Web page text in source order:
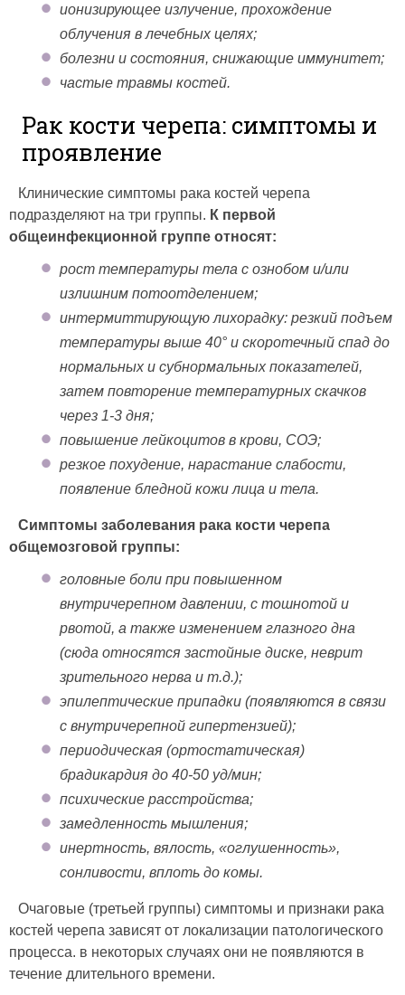
ионизирующее излучение, прохождение
облучения в лечебных целях;
болезни и состояния, снижающие иммунитет;
частые травмы костей.
Рак кости черепа: симптомы и
проявление
Клинические симптомы рака костей черепа
подразделяют на три группы. К первой
общеинфекционной группе относят:
рост температуры тела с ознобом и/или
излишним потоотделением;
интермиттирующую лихорадку: резкий подъем
температуры выше 40° и скоротечный спад до
нормальных и субнормальных показателей,
затем повторение температурных скачков
через 1-3 дня;
повышение лейкоцитов в крови, СОЭ;
резкое похудение, нарастание слабости,
появление бледной кожи лица и тела.
Симптомы заболевания рака кости черепа
общемозговой группы:
головные боли при повышенном
внутричерепном давлении, с тошнотой и
рвотой, а также изменением глазного дна
(сюда относятся застойные диске, неврит
зрительного нерва и т.д.);
эпилептические припадки (появляются в связи
с внутричерепной гипертензией);
периодическая (ортостатическая)
брадикардия до 40-50 уд/мин;
психические расстройства;
замедленность мышления;
инертность, вялость, «оглушенность»,
сонливости, вплоть до комы.
Очаговые (третьей группы) симптомы и признаки рака
костей черепа зависят от локализации патологического
процесса. в некоторых случаях они не появляются в
течение длительного времени.